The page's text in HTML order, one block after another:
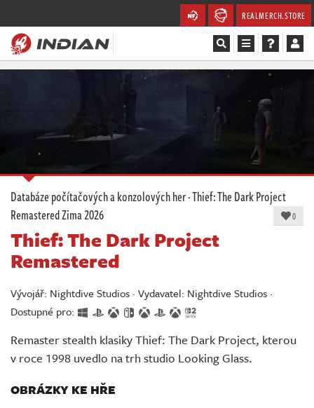
REALMERCH.STORE
Soutěže
Databáze
Komunita
Redakce
Živě
Databáze počítačových a konzolových her·Thief: The Dark Project
RemasteredZima 2026 0
Thief: The Dark Project
Remastered
Vývojář: Nightdive Studios · Vydavatel: Nightdive Studios ·
Dostupné pro:
Remaster stealth klasiky Thief: The Dark Project, kterou
v roce 1998 uvedlo na trh studio Looking Glass.
OBRÁZKY KE HŘE